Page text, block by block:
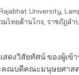
University,
มไทยต้านโกง, ราชภัฏลำ
สดงวิสัยทัศน์ ของผู้เข้
ณบดีคณะมนุษยศาส